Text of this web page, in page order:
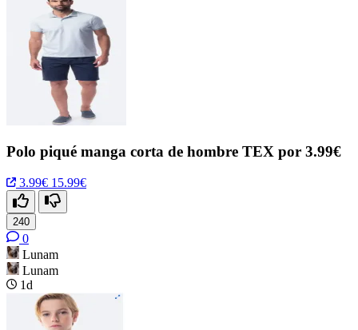
Polo piqué manga corta de hombre TEX por 3.99€
3.99€ 15.99€
240
0
Lunam
Lunam
1d